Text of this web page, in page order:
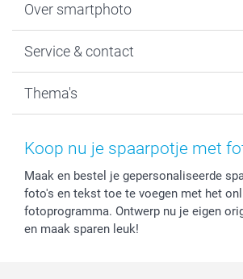
Fotoboeken
Fotocadeaus
Kaarten
Over smartphoto
Vacatures
Bestelproces
Herroepingsrecht
Privacy
Cookiebeleid
Reviews
Prijslijst
Service & contact
Tevredenheidsgarantie
Mijn orderstatus
smartbonus
smartfriends
service@smartphoto.nl
Affiliate partnerprogramma
Thema's
Baby
Moederdag
Vaderdag
Huwelijk
Koop nu je spaarpotje met
Maak en bestel je gepersonaliseerde
foto's en tekst toe te voegen met het
fotoprogramma. Ontwerp nu je eigen
en maak sparen leuk!